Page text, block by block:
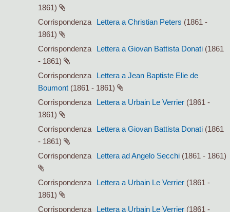
1861)
Corrispondenza
Lettera a Christian Peters (1861 -
1861)
Corrispondenza
Lettera a Giovan Battista Donati (1861
- 1861)
Corrispondenza
Lettera a Jean Baptiste Elie de
Boumont (1861 - 1861)
Corrispondenza
Lettera a Urbain Le Verrier (1861 -
1861)
Corrispondenza
Lettera a Giovan Battista Donati (1861
- 1861)
Corrispondenza
Lettera ad Angelo Secchi (1861 - 1861)
Corrispondenza Lettera a Urbain Le Verrier (1861 -
1861)
Corrispondenza
Lettera a Urbain Le Verrier (1861 -